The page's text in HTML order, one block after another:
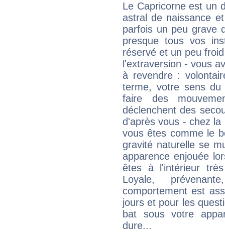
Le Capricorne est un
astral de naissance
parfois un peu grave
presque tous vos
réservé et un peu
l'extraversion - vous
à revendre :
terme, votre sens
faire des
déclenchent des
d'après vous - chez
vous êtes comme le
gravité naturelle se
apparence enjouée
êtes à l'intérieur
Loyale,
comportement est
jours et pour les
bat sous votre
dure...